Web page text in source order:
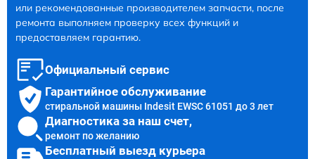
или рекомендованные производителем запчасти, после
ремонта выполняем проверку всех функций и
предоставляем гарантию.
Официальный сервис
Гарантийное обслуживание
стиральной машины Indesit EWSC 61051 до 3 лет
Диагностика за наш счет,
ремонт по желанию
Бесплатный выезд курьера